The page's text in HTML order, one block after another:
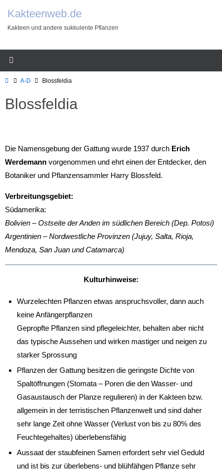
InhaltKakteenweb.de
Kakteen und andere sukkulente Pflanzen
StartA-D Blossfeldia
Blossfeldia
Die Namensgebung der Gattung wurde 1937 durch Erich
Werdemann vorgenommen und ehrt einen der Entdecker, den
Botaniker und Pflanzensammler Harry Blossfeld.
Verbreitungsgebiet:
Südamerika:
Bolivien – Ostseite der Anden im südlichen Bereich (Dep. Potosi)
Argentinien – Nordwestliche Provinzen (Jujuy, Salta, Rioja,
Mendoza, San Juan und Catamarca)
Kulturhinweise:
Wurzelechten Pflanzen etwas anspruchsvoller, dann auch
keine Anfängerpflanzen
Gepropfte Pflanzen sind pflegeleichter, behalten aber nicht
das typische Aussehen und wirken mastiger und neigen zu
starker Sprossung
Pflanzen der Gattung besitzen die geringste Dichte von
Spaltöffnungen (Stomata – Poren die den Wasser- und
Gasaustausch der Planze regulieren) in der Kakteen bzw.
allgemein in der terristischen Pflanzenwelt und sind daher
sehr lange Zeit ohne Wasser (Verlust von bis zu 80% des
Feuchtegehaltes) überlebensfähig
Aussaat der staubfeinen Samen erfordert sehr viel Geduld
und ist bis zur überlebens- und blühfähgen Pflanze sehr